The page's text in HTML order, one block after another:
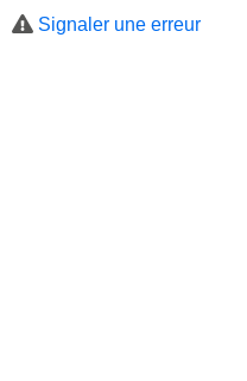
Signaler une erreur